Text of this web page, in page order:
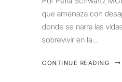
que amenaza con
donde se narra las
sobrevivir en la...
CONTINUE READING